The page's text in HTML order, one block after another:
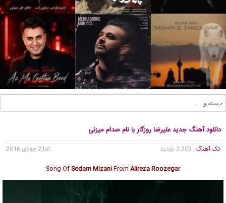
دانلود آهنگ جدید علیرضا روزگار با نام صدام میزنی
تک آهنگ , 2,203 بازدید
21st جولای 2016
Song Of Sedam MizaniFrom Alireza Roozegar